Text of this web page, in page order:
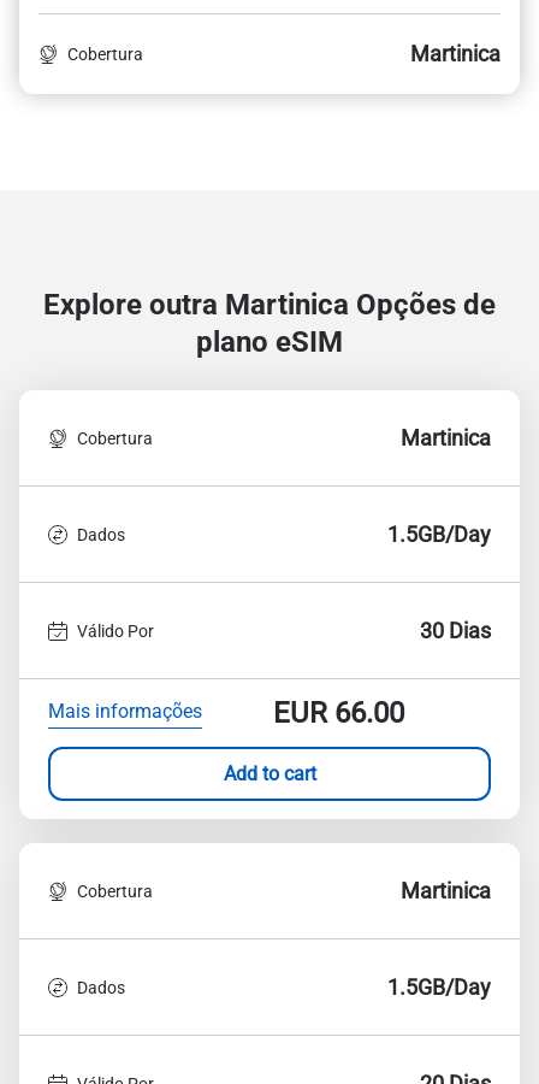
Cobertura Martinica
Explore outra Martinica Opções de
plano eSIM
Cobertura Martinica
Dados 1.5GB/Day
Válido Por 30 Dias
Mais informações EUR66.00
Add to cart
Cobertura Martinica
Dados 1.5GB/Day